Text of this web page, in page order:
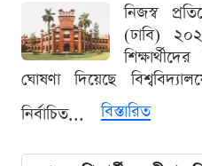
নিজস্ব
(ঢাবি)
ঘোষণা দিয়েছে
নির্বাচিত...
বিস্তারিত